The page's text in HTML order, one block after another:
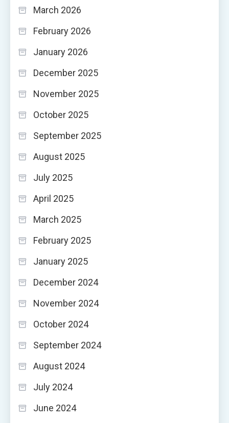
March 2026
February 2026
January 2026
December 2025
November 2025
October 2025
September 2025
August 2025
July 2025
April 2025
March 2025
February 2025
January 2025
December 2024
November 2024
October 2024
September 2024
August 2024
July 2024
June 2024